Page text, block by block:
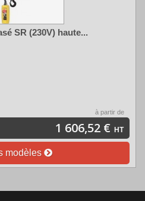
SR (230V) haute...
à partir de
1 606,52 € HT
modèles